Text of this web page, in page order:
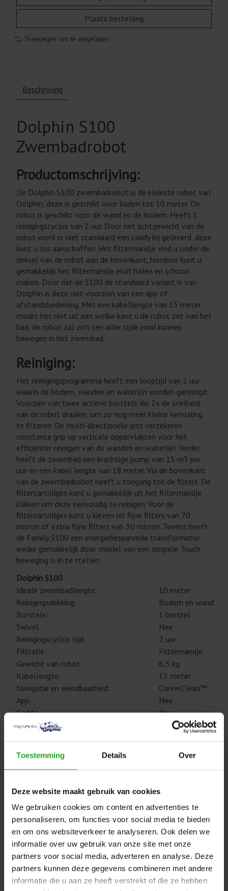
Toestemming Details Over
Deze website maakt gebruik van cookies
We gebruiken cookies om content en advertenties te
personaliseren, om functies voor social media te bieden
en om ons websiteverkeer te analyseren. Ook delen we
informatie over uw gebruik van onze site met onze
partners voor social media, adverteren en analyse. Deze
partners kunnen deze gegevens combineren met andere
informatie die u aan ze heeft verstrekt of die ze hebben
Plaats bestelling
Toevoegen om te vergelijken
Beschrijving
Dolphin S100
Zwembadrobot
Productomschrijving:
De Dolphin S100 zwembadrobot is de kleinste robot van
Dolphin, deze is geschikt voor baden tot 10 meter. De
robot is geschikt voor de wand en de bodem. Heeft 1
reinigingscyclus van 2 uur. Door het lichtgewicht van de
robot word er niet standaard een caddy bij geleverd, deze
kunt u los aanschaffen. Het filtermandje vind u onder de
deksel van de robot aan de bovenkant, hierdoor kunt u
gemakkelijk het filtermandje eruit halen en schoon
maken. Door dat de S100 de standaard variant is van
Dolphin is deze niet voorzien van een app of
afstandsbediening. Met een kabellengte van 15 meter
maakt het niet uit aan welke kant u de robot zet van het
bad, de robot zal zich ten aller tijde rond kunnen
bewegen in het zwembad.
Reiniging:
Het reinigingsprogramma heeft een looptijd van 2 uur
waarin de bodem, wanden en waterlijn worden gereinigd.
Voorzien van twee actieve borstels die 2x de snelheid
van de robot draaien, om zo nog meer kleine vervuiling
te filteren. De multi-directionele jets verzekeren
constante grip op verticale oppervlakten voor het
efficiënter reinigen van de wanden en waterlijn. Verder
heeft de zwembad een krachtige pomp van 15 m3 per
uur en een kabel lengte van 18 meter. Via de bovenkant
van de zwembadrobot heeft u toegang tot de filters. De
filtercartridges kunt u gemakkelijk uit het filtermandje
klikken om deze eenvoudig te reinigen. Voor de
filtercartridges kunt u kiezen uit fijne filters van 70
micron of extra fijne filters van 30 micron. Tevens heeft
de Family S100 een energiebesparende transformator
welke gemakkelijk door middel van een simpele Touch
beweging is in te stellen.
Dolphin S100
Ideale zwembadlengte:
10 meter
Reinigingsdekking:
Bodem en wand
Borstels:
1 borstel
Swivel:
Nee
Reinigingscyclus tijd:
2 uur
Filtratie:
Filtermandje
Gewicht van robot:
6,5 kg
Kabellengte:
15 meter
Navigatie en wendbaarheid:
CleverClean™
App:
Nee
Caddy:
Nee
Afstandsbediening:
Nee
Garantie:
! Gebruik de zwembadrobot alléén in de volgende
Chloor
Maximaal 4 PPM
pH
6.8 - 7.8 PPM
Temperatuur
6-35°C/ 43-95°F (onder 15°C/59°F kan het
klimmen beïnvloed worden)
NaCl
Maximaal = 5000 PPM